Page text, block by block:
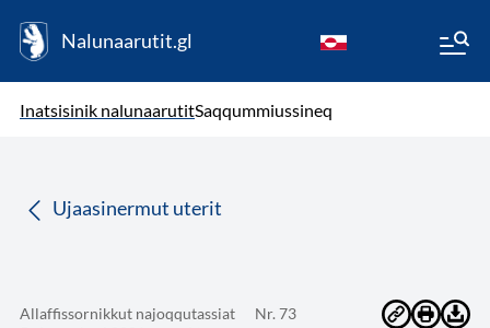
Nalunaarutit.gl
Inatsisinik nalunaarutitSaqqummiussineq
Ujaasinermut uterit
Allaffissornikkut najoqqutassiat
Nr. 73